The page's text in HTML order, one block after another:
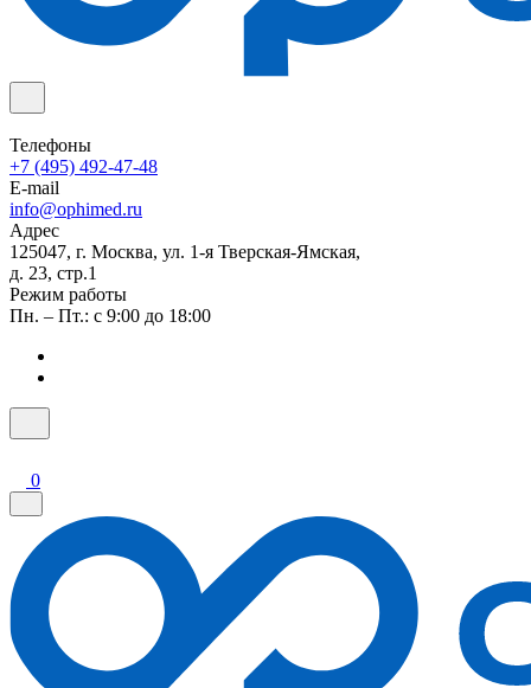
Телефоны
+7 (495) 492-47-48
E-mail
info@ophimed.ru
Адрес
125047, г. Москва, ул. 1-я Тверская-Ямская,
д. 23, стр.1
Режим работы
Пн. – Пт.: с 9:00 до 18:00
0